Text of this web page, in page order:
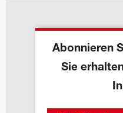
Abonnieren
Sie